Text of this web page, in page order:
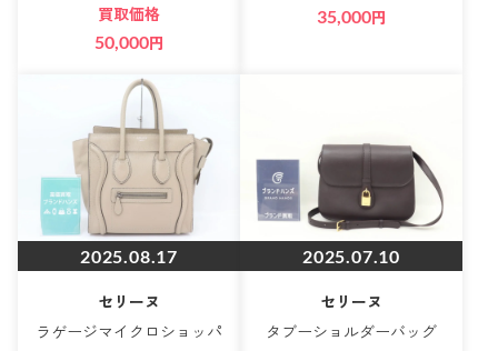
買取価格
50,000円
35,000円
2025.08.17
セリーヌ
ラゲージマイクロショッパ
2025.07.10
セリーヌ
タブーショルダーバッグ